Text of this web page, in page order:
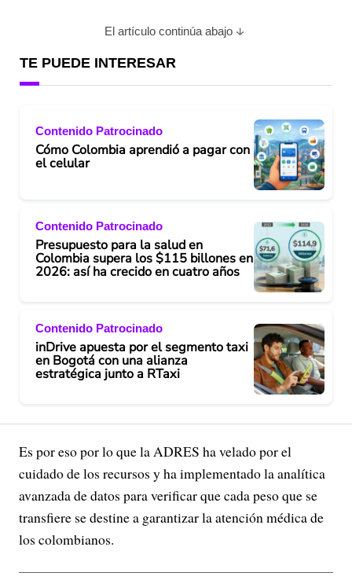
El artículo continúa abajo
TE PUEDE INTERESAR
Contenido Patrocinado
Cómo Colombia aprendió a pagar con
el celular
Contenido Patrocinado
Presupuesto para la salud en
Colombia supera los $115 billones en
2026: así ha crecido en cuatro años
Contenido Patrocinado
inDrive apuesta por el segmento taxi
en Bogotá con una alianza
estratégica junto a RTaxi
Es por eso por lo que la ADRES ha velado por el
cuidado de los recursos y ha implementado la analítica
avanzada de datos para verificar que cada peso que se
transfiere se destine a garantizar la atención médica de
los colombianos.